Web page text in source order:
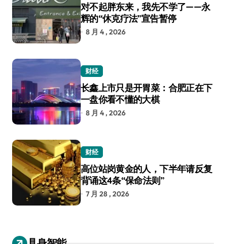
对不起胖东来，我先不学了——永
辉的“休克疗法”宣告暂停
8 月 4 , 2026
财经
长鑫上市只是开胃菜：合肥正在下
一盘你看不懂的大棋
8 月 4 , 2026
财经
高位站岗黄金的人，下半年请反复
背诵这4条“保命法则”
7 月 28 , 2026